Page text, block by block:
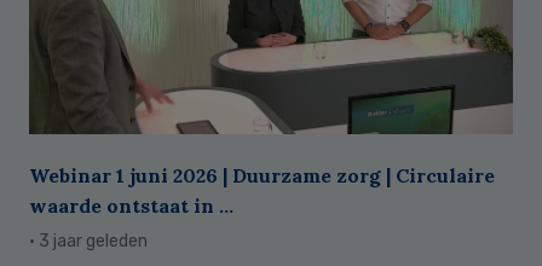
Webinar 1 juni 2026 | Duurzame zorg | Circulaire
waarde ontstaat in ...
· 3 jaar geleden